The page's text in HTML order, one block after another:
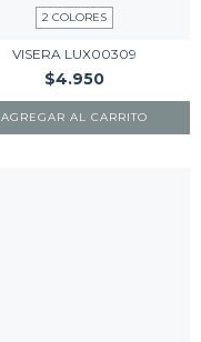
2 COLORES
VISERA LUX00309
$4.950
AGREGAR AL CARRITO